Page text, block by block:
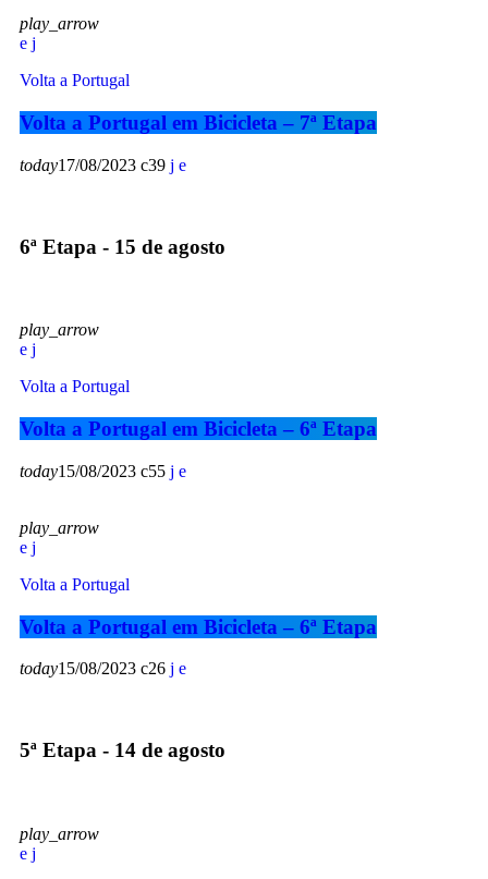
play_arrow
Volta a Portugal
Volta a Portugal em Bicicleta – 7ª Etapa
today17/08/2023 39
6ª Etapa - 15 de agosto
play_arrow
Volta a Portugal
Volta a Portugal em Bicicleta – 6ª Etapa
today15/08/2023 55
play_arrow
Volta a Portugal
Volta a Portugal em Bicicleta – 6ª Etapa
today15/08/2023 26
5ª Etapa - 14 de agosto
play_arrow